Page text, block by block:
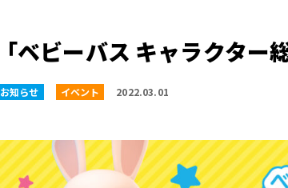
「ベビーバス キャラクター
お知らせ イベント 2022.03.01